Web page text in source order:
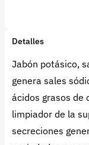
Detalles
Jabón potásico,
genera sales
ácidos grasos de
limpiador de la
secreciones